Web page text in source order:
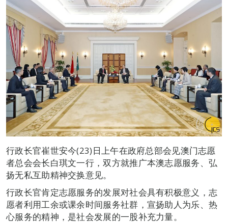
行政长官崔世安今(23)日上午在政府总部会见澳门志愿
者总会会长白琪文一行，双方就推广本澳志愿服务、弘
扬无私互助精神交换意见。
行政长官肯定志愿服务的发展对社会具有积极意义，志
愿者利用工余或课余时间服务社群，宣扬助人为乐、热
心服务的精神，是社会发展的一股补充力量。